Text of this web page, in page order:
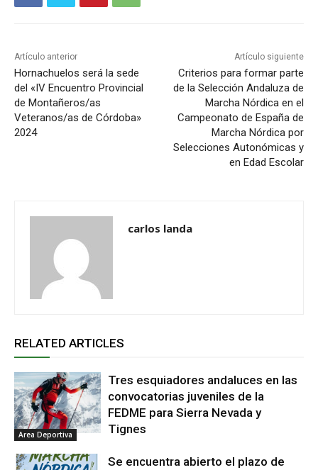
Artículo anterior
Hornachuelos será la sede
del «IV Encuentro Provincial
de Montañeros/as
Veteranos/as de Córdoba»
2024
Artículo siguiente
Criterios para formar parte
de la Selección Andaluza de
Marcha Nórdica en el
Campeonato de España de
Marcha Nórdica por
Selecciones Autonómicas y
en Edad Escolar
carlos landa
RELATED ARTICLES
Area Deportiva
Tres esquiadores andaluces en las
convocatorias juveniles de la
FEDME para Sierra Nevada y
Tignes
Se encuentra abierto el plazo de